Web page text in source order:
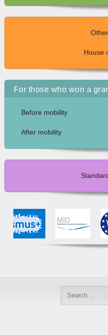
House
For those who won a
Before mobility
After mobility